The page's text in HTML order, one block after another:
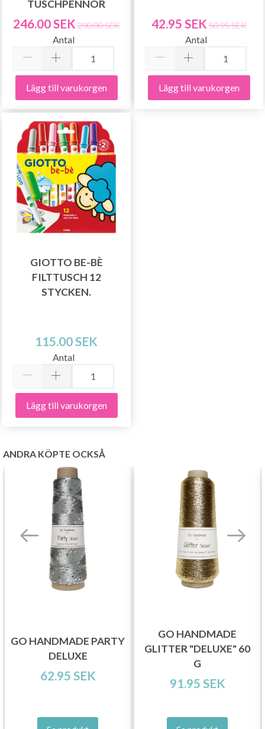
TUSCHPENNOR
246.00 SEK 290.00 SEK
Antal
Lägg till varukorgen
42.95 SEK 50.95 SEK
Antal
Lägg till varukorgen
GIOTTO BE-BÈ
FILTTUSCH 12
STYCKEN.
115.00 SEK
Antal
Lägg till varukorgen
ANDRA KÖPTE OCKSÅ
GO HANDMADE PARTY
DELUXE
62.95 SEK
GO HANDMADE
GLITTER "DELUXE" 60
G
91.95 SEK
Spara upp till 50%!
Bli en del av vår garn-gemenskap och få
exklusiv tillgång till inspirerande
stickmönster och specialerbjudanden!